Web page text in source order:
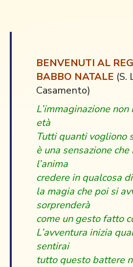
BENVENUTI AL
BABBO NATALE (S.
Casamento)
L’immaginazione
età
Tutti quanti vogliono
è una sensazione
l’anima
credere in qualcosa
la magia che poi si
sorprenderà
come un gesto fatto
L’avventura inizia
sentirai
tutto questo battere